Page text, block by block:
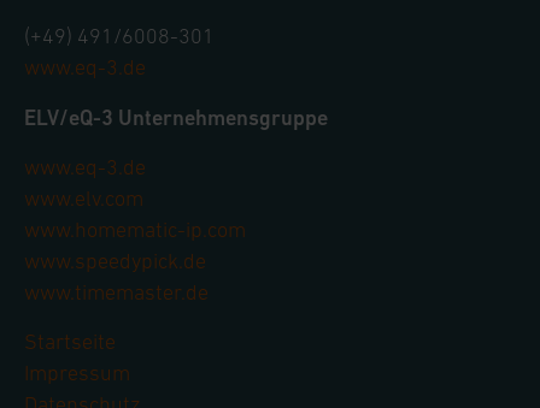
(+49) 491/6008-301
www.eq-3.de
ELV/eQ-3 Unternehmensgruppe
www.eq-3.de
www.elv.com
www.homematic-ip.com
www.speedypick.de
www.timemaster.de
Startseite
Impressum